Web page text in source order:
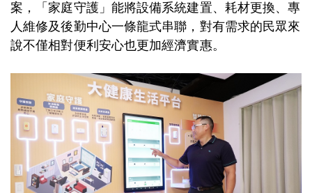
案，「家庭守護」能將設備系統建置、耗材更換、專
人維修及後勤中心一條龍式串聯，對有需求的民眾來
說不僅相對便利安心也更加經濟實惠。